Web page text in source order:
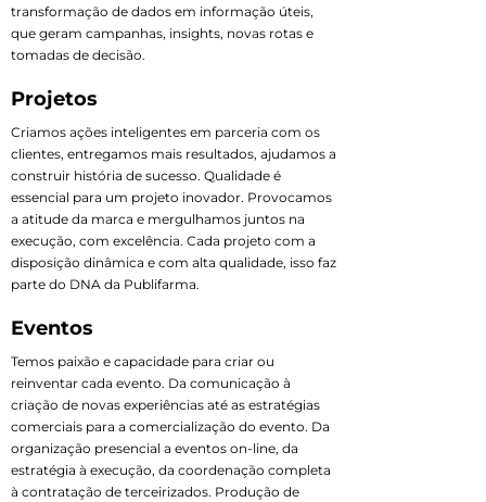
transformação de dados em informação úteis,
que geram campanhas, insights, novas rotas e
tomadas de decisão.
Projetos
Criamos ações inteligentes em parceria com os
clientes, entregamos mais resultados, ajudamos a
construir história de sucesso. Qualidade é
essencial para um projeto inovador. Provocamos
a atitude da marca e mergulhamos juntos na
execução, com excelência. Cada projeto com a
disposição dinâmica e com alta qualidade, isso faz
parte do DNA da Publifarma.
Eventos
Temos paixão e capacidade para criar ou
reinventar cada evento. Da comunicação à
criação de novas experiências até as estratégias
comerciais para a comercialização do evento. Da
organização presencial a eventos on-line, da
estratégia à execução, da coordenação completa
à contratação de terceirizados. Produção de